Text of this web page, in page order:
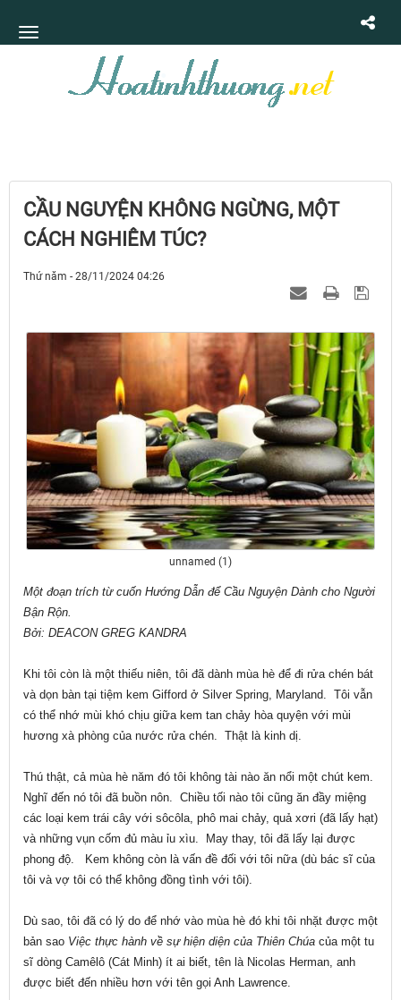
CẦU NGUYỆN KHÔNG NGỪNG, MỘT
CÁCH NGHIÊM TÚC?
Thứ năm - 28/11/2024 04:26
unnamed (1)
Một đoạn trích từ cuốn Hướng Dẫn để Cầu Nguyện Dành cho Người
Bận Rộn.
Bởi: DEACON GREG KANDRA
Khi tôi còn là một thiếu niên, tôi đã dành mùa hè để đi rửa chén bát
và dọn bàn tại tiệm kem Gifford ở Silver Spring, Maryland. Tôi vẫn
có thể nhớ mùi khó chịu giữa kem tan chảy hòa quyện với mùi
hương xà phòng của nước rửa chén. Thật là kinh dị.
Thú thật, cả mùa hè năm đó tôi không tài nào ăn nổi một chút kem.
Nghĩ đến nó tôi đã buồn nôn. Chiều tối nào tôi cũng ăn đầy miệng
các loại kem trái cây với sôcôla, phô mai chảy, quả xơri (đã lấy hạt)
và những vụn cốm đủ màu ỉu xìu. May thay, tôi đã lấy lại được
phong độ. Kem không còn là vấn đề đối với tôi nữa (dù bác sĩ của
tôi và vợ tôi có thể không đồng tình với tôi).
Dù sao, tôi đã có lý do để nhớ vào mùa hè đó khi tôi nhặt được một
bản sao Việc thực hành về sự hiện diện của Thiên Chúa của một tu
sĩ dòng Camêlô (Cát Minh) ít ai biết, tên là Nicolas Herman, anh
được biết đến nhiều hơn với tên gọi Anh Lawrence.